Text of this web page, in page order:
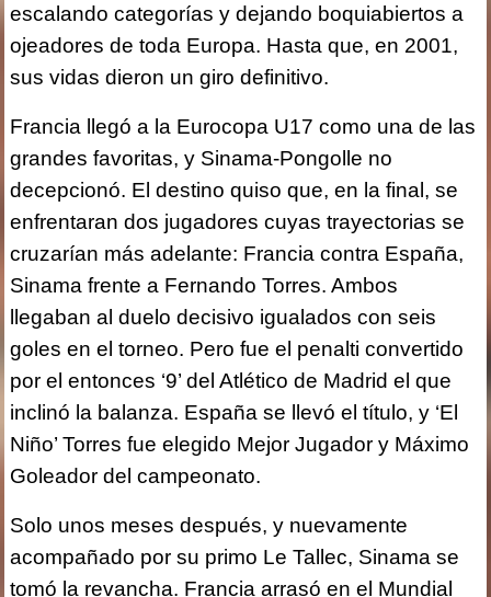
escalando categorías y dejando boquiabiertos a
ojeadores de toda Europa. Hasta que, en 2001,
sus vidas dieron un giro definitivo.
Francia llegó a la Eurocopa U17 como una de las
grandes favoritas, y Sinama-Pongolle no
decepcionó. El destino quiso que, en la final, se
enfrentaran dos jugadores cuyas trayectorias se
cruzarían más adelante: Francia contra España,
Sinama frente a Fernando Torres. Ambos
llegaban al duelo decisivo igualados con seis
goles en el torneo. Pero fue el penalti convertido
por el entonces ‘9’ del Atlético de Madrid el que
inclinó la balanza. España se llevó el título, y ‘El
Niño’ Torres fue elegido Mejor Jugador y Máximo
Goleador del campeonato.
Solo unos meses después, y nuevamente
acompañado por su primo Le Tallec, Sinama se
tomó la revancha. Francia arrasó en el Mundial